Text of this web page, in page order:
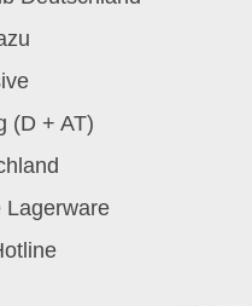
(D + AT)
Lagerware